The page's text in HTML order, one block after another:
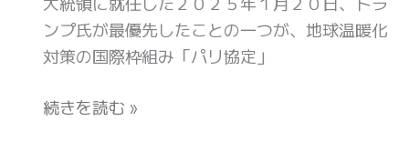
済
産
業
臣
ンプ氏が最優先したことの一つが、地球温暖化
対策の国際枠組み「パリ協定」
疑
派
ト
ン
続きを読む »